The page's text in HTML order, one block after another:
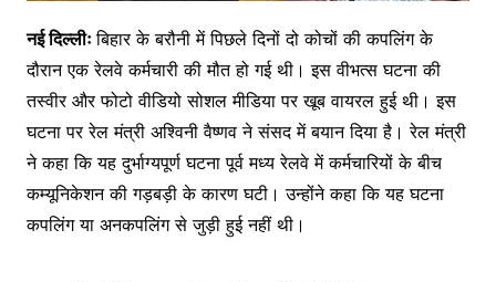
नई दिल्लीःबिहार के बरौनी में पिछले दिनों दो कोचों की कपलिंग के
दौरान एक रेलवे कर्मचारी की मौत हो गई थी। इस वीभत्स घटना की
तस्वीर और फोटो वीडियो सोशल मीडिया पर खूब वायरल हुई थी। इस
घटना पर रेल मंत्री अश्विनी वैष्णव ने संसद में बयान दिया है। रेल मंत्री
ने कहा कि यह दुर्भाग्यपूर्ण घटना पूर्व मध्य रेलवे में कर्मचारियों के बीच
कम्यूनिकेशन की गड़बड़ी के कारण घटी। उन्होंने कहा कि यह घटना
कपलिंग या अनकपलिंग से जुड़ी हुई नहीं थी।